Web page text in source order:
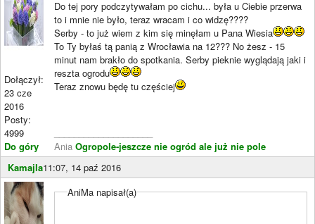
Dołączył:
23 cze
2016
Posty:
4999
Do góry
Do tej pory podczytywałam po cichu... była u Ciebie przerwa
to i mnie nie było, teraz wracam i co widzę????
Serby - to już wiem z kim się minęłam u Pana Wiesia
To Ty byłaś tą panią z Wrocławia na 12??? No żesz - 15
minut nam brakło do spotkania. Serby pieknie wyglądają jaki i
reszta ogrodu
Teraz znowu będę tu częściej
Ania Ogropole-jeszcze nie ogród ale już nie pole
Kamajla11:07, 14 paź 2016
AniMa napisał(a)